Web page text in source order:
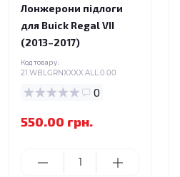
Лонжерони підлоги
для Buick Regal VII
(2013–2017)
Код товару:
21.WBLGRNXXXX.ALL.0.00
0
550.00 грн.